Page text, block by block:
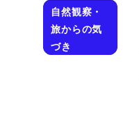
自然観察・
旅からの気
づき